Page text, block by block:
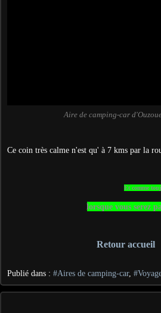
Aire de camping-car
Ce coin très calme n'est qu' à 7 kms par la
Et comme
lorsque vous serez
Retour accueil
Publié dans : #Aires de camping-car,